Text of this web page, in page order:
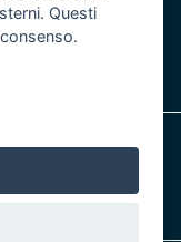
Questi